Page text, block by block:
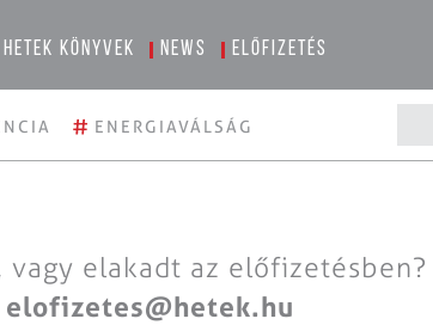
Hetek könyvek News Előfizetés
# ENERGIAVÁLSÁG
vagy elakadt az előfizetésben?
elofizetes@hetek.hu